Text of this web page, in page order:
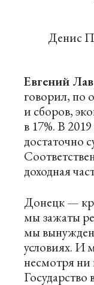
Денис
Евгений
говорил, по
и сборов,
в 17%. В
достаточно
доходная
Донецк —
мы зажаты
мы
условиях. И
несмотря